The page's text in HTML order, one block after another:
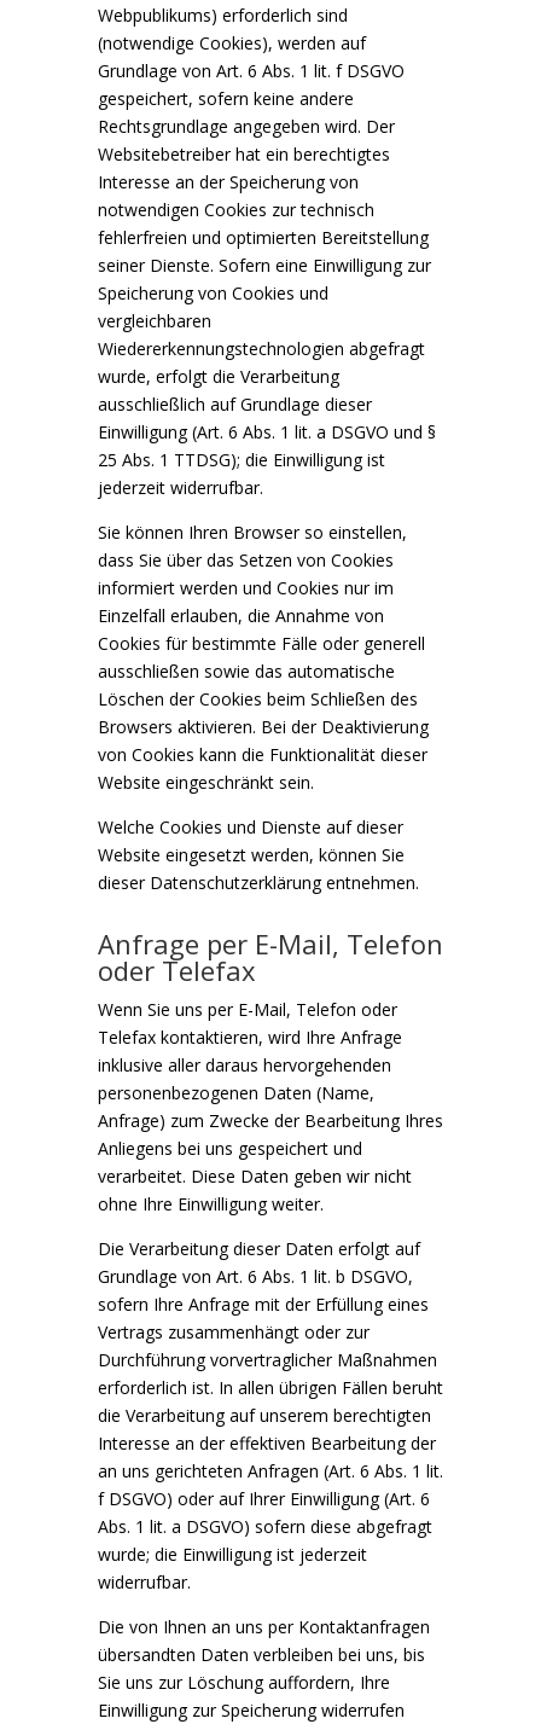
Webpublikums) erforderlich sind
(notwendige Cookies), werden auf
Grundlage von Art. 6 Abs. 1 lit. f DSGVO
gespeichert, sofern keine andere
Rechtsgrundlage angegeben wird. Der
Websitebetreiber hat ein berechtigtes
Interesse an der Speicherung von
notwendigen Cookies zur technisch
fehlerfreien und optimierten Bereitstellung
seiner Dienste. Sofern eine Einwilligung zur
Speicherung von Cookies und
vergleichbaren
Wiedererkennungstechnologien abgefragt
wurde, erfolgt die Verarbeitung
ausschließlich auf Grundlage dieser
Einwilligung (Art. 6 Abs. 1 lit. a DSGVO und §
25 Abs. 1 TTDSG); die Einwilligung ist
jederzeit widerrufbar.
Sie können Ihren Browser so einstellen,
dass Sie über das Setzen von Cookies
informiert werden und Cookies nur im
Einzelfall erlauben, die Annahme von
Cookies für bestimmte Fälle oder generell
ausschließen sowie das automatische
Löschen der Cookies beim Schließen des
Browsers aktivieren. Bei der Deaktivierung
von Cookies kann die Funktionalität dieser
Website eingeschränkt sein.
Welche Cookies und Dienste auf dieser
Website eingesetzt werden, können Sie
dieser Datenschutzerklärung entnehmen.
Anfrage per E-Mail, Telefon
oder Telefax
Wenn Sie uns per E-Mail, Telefon oder
Telefax kontaktieren, wird Ihre Anfrage
inklusive aller daraus hervorgehenden
personenbezogenen Daten (Name,
Anfrage) zum Zwecke der Bearbeitung Ihres
Anliegens bei uns gespeichert und
verarbeitet. Diese Daten geben wir nicht
ohne Ihre Einwilligung weiter.
Die Verarbeitung dieser Daten erfolgt auf
Grundlage von Art. 6 Abs. 1 lit. b DSGVO,
sofern Ihre Anfrage mit der Erfüllung eines
Vertrags zusammenhängt oder zur
Durchführung vorvertraglicher Maßnahmen
erforderlich ist. In allen übrigen Fällen beruht
die Verarbeitung auf unserem berechtigten
Interesse an der effektiven Bearbeitung der
an uns gerichteten Anfragen (Art. 6 Abs. 1 lit.
f DSGVO) oder auf Ihrer Einwilligung (Art. 6
Abs. 1 lit. a DSGVO) sofern diese abgefragt
wurde; die Einwilligung ist jederzeit
widerrufbar.
Die von Ihnen an uns per Kontaktanfragen
übersandten Daten verbleiben bei uns, bis
Sie uns zur Löschung auffordern, Ihre
Einwilligung zur Speicherung widerrufen